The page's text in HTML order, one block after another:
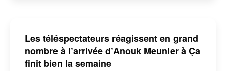
Les téléspectateurs réagissent en grand
nombre à l’arrivée d’Anouk Meunier à Ça
finit bien la semaine